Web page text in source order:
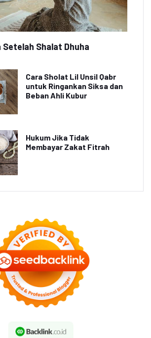
Setelah Shalat Dhuha
Cara Sholat Lil Unsil Qabr
untuk Ringankan Siksa dan
Beban Ahli Kubur
Hukum Jika Tidak
Membayar Zakat Fitrah